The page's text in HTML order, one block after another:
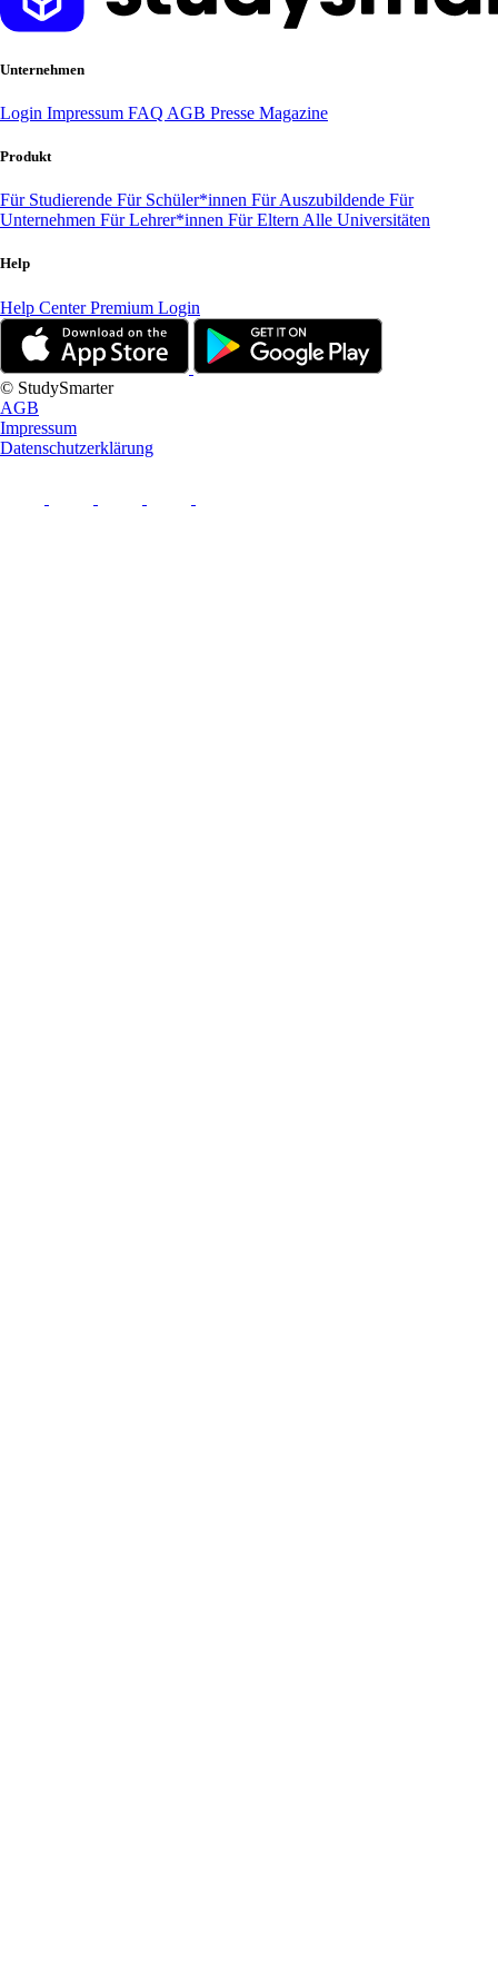
Unternehmen
Login Impressum FAQ AGB Presse Magazine
Produkt
Für Studierende Für Schüler*innen Für Auszubildende Für
Unternehmen Für Lehrer*innen Für Eltern Alle Universitäten
Help
Help CenterPremium Login
© StudySmarter
AGB
Impressum
Datenschutzerklärung